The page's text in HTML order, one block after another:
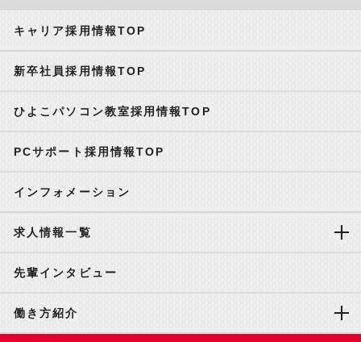
キャリア採用情報TOP
新卒社員採用情報TOP
ひよこパソコン教室採用情報TOP
PCサポート採用情報TOP
インフォメーション
求人情報一覧
先輩インタビュー
働き方紹介